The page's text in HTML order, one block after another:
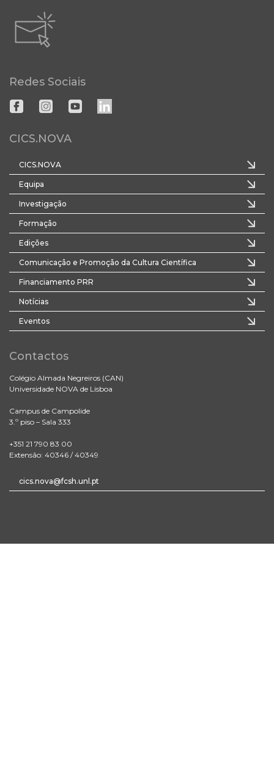
Redes Sociais
CICS.NOVA
CICS.NOVA
Equipa
Investigação
Formação
Edições
Comunicação e Promoção da Cultura Científica
Financiamento PRR
Notícias
Eventos
Contactos
Colégio Almada Negreiros (CAN)
Universidade NOVA de Lisboa
Campus de Campolide
3.º piso – Sala 333
+351 21 790 83 00
Extensão: 40346 / 40349
cics.nova@fcsh.unl.pt